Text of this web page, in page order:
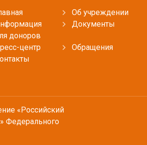
Об учреждении
доноров
Документы
центр
Обращения
«Российский
Федерального